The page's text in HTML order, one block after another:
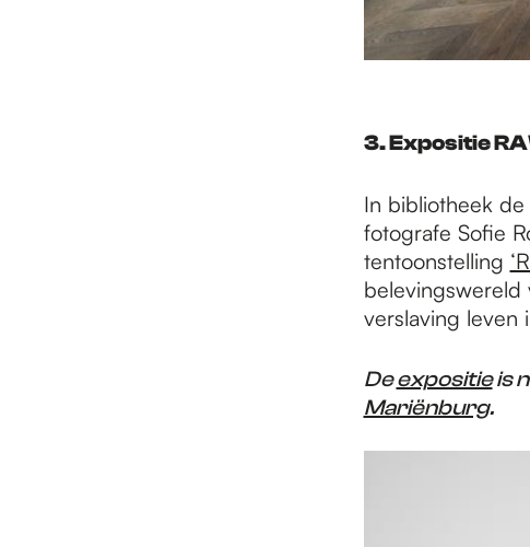
3. Expositie
In bibliotheek
fotografe Sofie
tentoonstelling
belevingswereld
verslaving leven
Deexpositieis
Mariënburg.